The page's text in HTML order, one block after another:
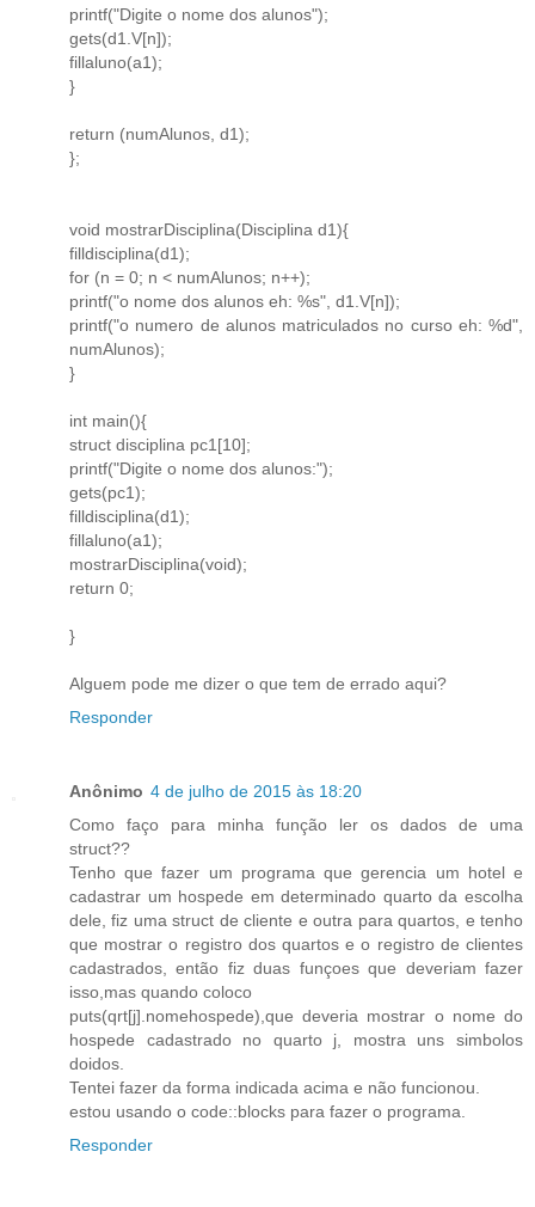
printf("Digite o nome dos alunos");
gets(d1.V[n]);
fillaluno(a1);
}
return (numAlunos, d1);
};
void mostrarDisciplina(Disciplina d1){
filldisciplina(d1);
for (n = 0; n < numAlunos; n++);
printf("o nome dos alunos eh: %s", d1.V[n]);
printf("o numero de alunos matriculados no curso eh: %d",
numAlunos);
}
int main(){
struct disciplina pc1[10];
printf("Digite o nome dos alunos:");
gets(pc1);
filldisciplina(d1);
fillaluno(a1);
mostrarDisciplina(void);
return 0;
}
Alguem pode me dizer o que tem de errado aqui?
Responder
Anônimo 4 de julho de 2015 às 18:20
Como faço para minha função ler os dados de uma
struct??
Tenho que fazer um programa que gerencia um hotel e
cadastrar um hospede em determinado quarto da escolha
dele, fiz uma struct de cliente e outra para quartos, e tenho
que mostrar o registro dos quartos e o registro de clientes
cadastrados, então fiz duas funçoes que deveriam fazer
isso,mas quando coloco
puts(qrt[j].nomehospede),que deveria mostrar o nome do
hospede cadastrado no quarto j, mostra uns simbolos
doidos.
Tentei fazer da forma indicada acima e não funcionou.
estou usando o code::blocks para fazer o programa.
Responder